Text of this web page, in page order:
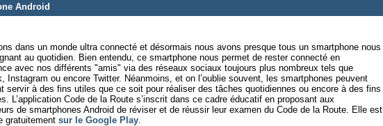
Android
dans un monde ultra connecté et désormais nous avons presque tous un smartphone nous
au quotidien. Bien entendu, ce smartphone nous permet de rester connecté en
avec nos différents "amis" via des réseaux sociaux toujours plus nombreux tels que
Instagram ou encore Twitter. Néanmoins, et on l’oublie souvent, les smartphones peuvent
servir à des fins utiles que ce soit pour réaliser des tâches quotidiennes ou encore à des fins
L’application Code de la Route s’inscrit dans ce cadre éducatif en proposant aux
de smartphones Android de réviser et de réussir leur examen du Code de la Route. Elle est
gratuitement sur le Google Play